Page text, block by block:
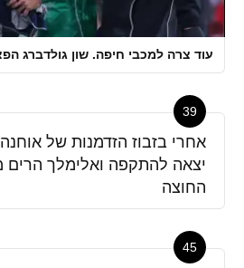
עוד צרה למכבי חיפה. שון גולדברג
39
אחרי בזבוז הזדמנות של
יצאה להתקפה ואלימלך הרים
החוצה
45